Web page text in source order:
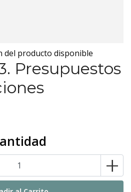
del producto disponible
Presupuestos
+